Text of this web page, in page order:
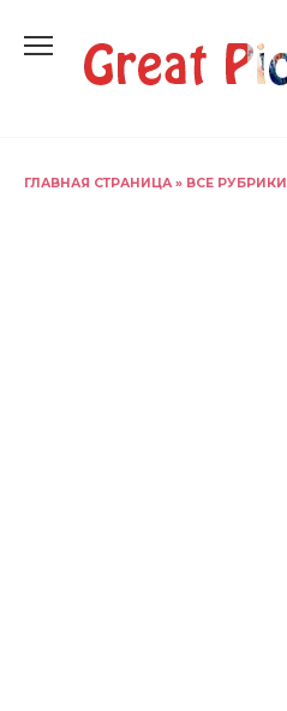
содержанию
ГЛАВНАЯ СТРАНИЦА » ВСЕ РУБРИКИ